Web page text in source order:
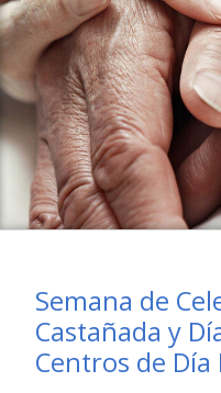
Centros
Ayudas
Contacto
Blog
Semana de
Castañada y
Centros de Día